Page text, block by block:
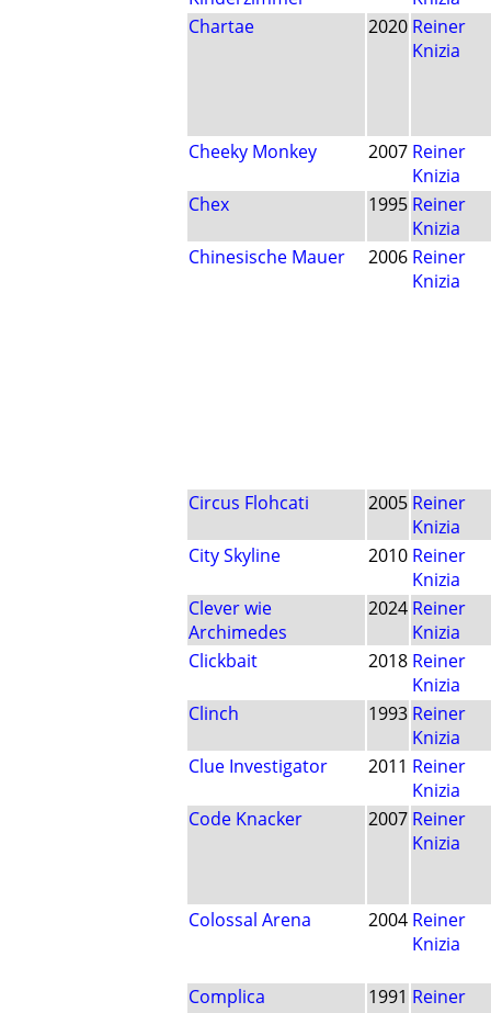
Chartae
2020 Reiner
Knizia
Cheeky Monkey 2007 Reiner
Knizia
Chex
1995 Reiner
Knizia
Chinesische Mauer
2006 Reiner
Knizia
Circus Flohcati 2005 Reiner
Knizia
City Skyline
2010 Reiner
Knizia
Clever wie
Archimedes
2024 Reiner
Knizia
Clickbait
2018 Reiner
Knizia
Clinch
1993 Reiner
Knizia
Clue Investigator
2011 Reiner
Knizia
Code Knacker
2007 Reiner
Knizia
Colossal Arena 2004 Reiner
Knizia
Complica 1991 Reiner